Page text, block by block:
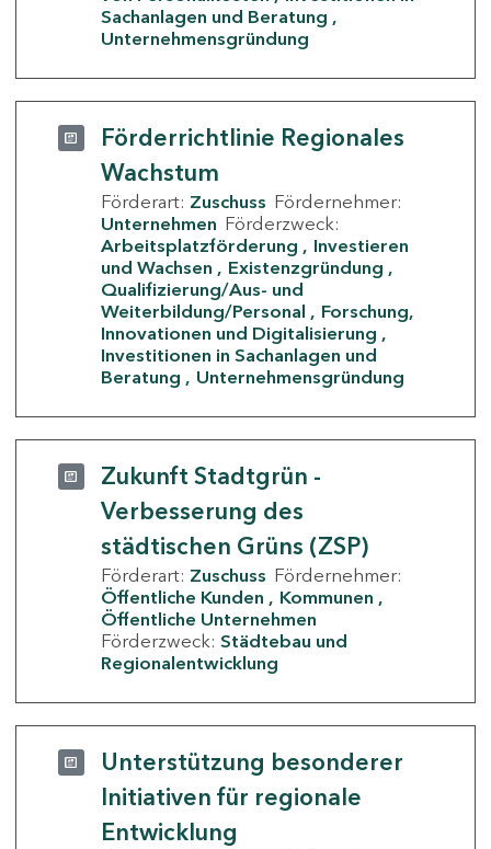
Sachanlagen und Beratung
Unternehmensgründung
Förderrichtlinie Regionales
Wachstum
Förderart: Zuschuss Fördernehmer:
Unternehmen Förderzweck:
Arbeitsplatzförderung
Investieren
und Wachsen
Existenzgründung
Qualifizierung/Aus- und
Weiterbildung/Personal
Forschung,
Innovationen und Digitalisierung
Investitionen in Sachanlagen und
Beratung
Unternehmensgründung
Zukunft Stadtgrün -
Verbesserung des
städtischen Grüns (ZSP)
Förderart: Zuschuss Fördernehmer:
Öffentliche Kunden
Kommunen
Öffentliche Unternehmen
Förderzweck: Städtebau und
Regionalentwicklung
Unterstützung besonderer
Initiativen für regionale
Entwicklung